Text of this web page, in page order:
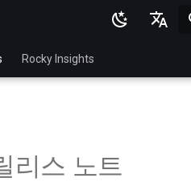
Rocky Insights
리스 노트